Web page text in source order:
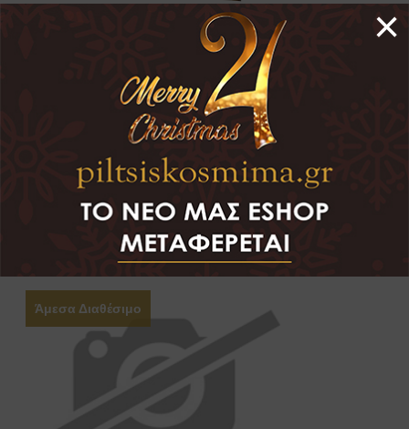
Μοντέρνα Εικόνα-Κάδρο
ΔΕΙΤΕ ΤΟ
ΟΜΟΙΑ ΠΡΟΙΟΝΤΑ
Άμεσα Διαθέσιμο
×